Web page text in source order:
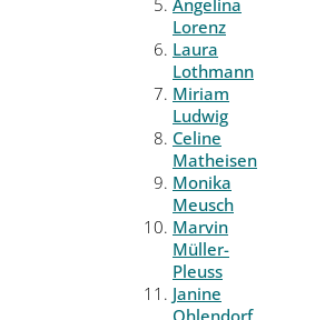
Angelina
Lorenz
Laura
Lothmann
Miriam
Ludwig
Celine
Matheisen
Monika
Meusch
Marvin
Müller-
Pleuss
Janine
Ohlendorf